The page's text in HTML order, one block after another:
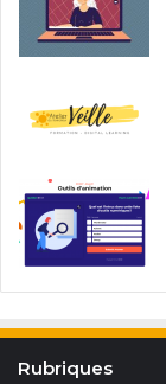
Rubriques